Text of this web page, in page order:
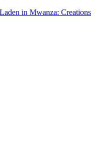
in Mwanza: Creations